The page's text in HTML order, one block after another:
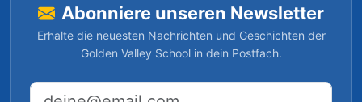
Abonniere unseren Newsletter
Erhalte die neuesten Nachrichten und Geschichten der
Golden Valley School in dein Postfach.
E-Mail-Adresse